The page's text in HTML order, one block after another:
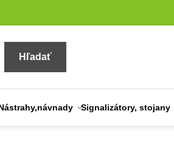
Hľadať
Signalizátory, stojany